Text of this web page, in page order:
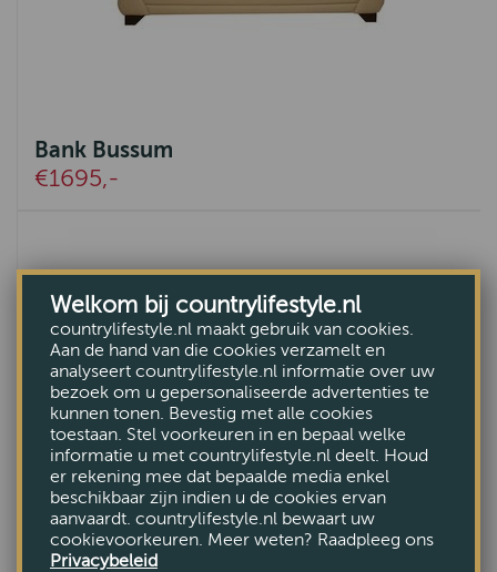
Bank Bussum
€1695,-
Welkom bij countrylifestyle.nl
countrylifestyle.nl maakt gebruik van cookies.
Aan de hand van die cookies verzamelt en
analyseert countrylifestyle.nl informatie over uw
bezoek om u gepersonaliseerde advertenties te
kunnen tonen. Bevestig met alle cookies
toestaan. Stel voorkeuren in en bepaal welke
informatie u met countrylifestyle.nl deelt. Houd
er rekening mee dat bepaalde media enkel
beschikbaar zijn indien u de cookies ervan
aanvaardt. countrylifestyle.nl bewaart uw
cookievoorkeuren. Meer weten? Raadpleeg ons
Privacybeleid